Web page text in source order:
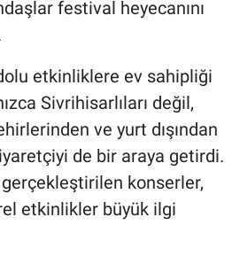
festival heyecanını
etkinliklere ev sahipliği
Sivrihisarlıları değil,
ve yurt dışından
de bir araya getirdi.
konserler,
etkinlikler büyük ilgi